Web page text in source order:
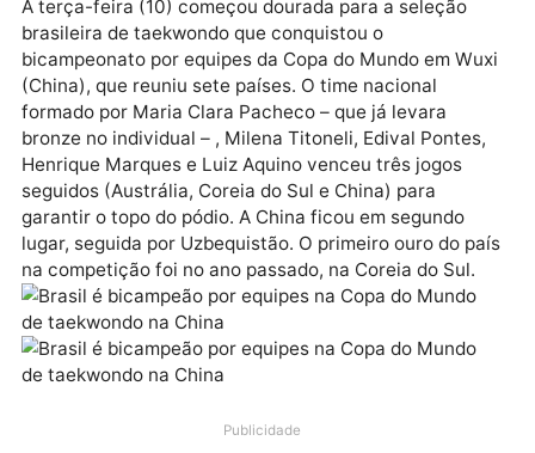
A terça-feira (10) começou dourada para a seleção
brasileira de taekwondo que conquistou o
bicampeonato por equipes da Copa do Mundo em
(China), que reuniu sete países. O time nacional
formado por Maria Clara Pacheco – que já levara
bronze no individual – , Milena Titoneli, Edival
Henrique Marques e Luiz Aquino venceu três jogos
seguidos (Austrália, Coreia do Sul e China) para
garantir o topo do pódio. A China ficou em segundo
lugar, seguida por Uzbequistão. O primeiro ouro do